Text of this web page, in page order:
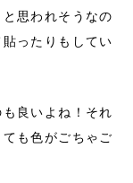
思われそうなの
ったりもしてい
良いよね！それ
も色がごちゃご